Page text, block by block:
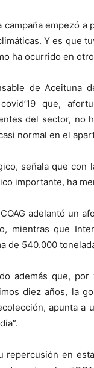
empezó
Y es que
ha ocurrido en
de Aceituna
que,
del sector, no
normal en el
señala que
importante, ha
adelantó un
mientras que
de 540.000
además que,
diez años, la
apunta a
en